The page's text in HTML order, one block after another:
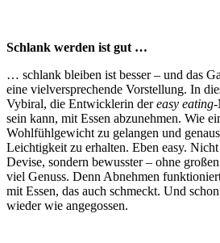
Schlank werden ist gut …
… schlank bleiben ist besser – und das
eine vielversprechende Vorstellung. In
Vybiral, die Entwicklerin dereasy eating-
sein kann, mit Essen abzunehmen. Wie
Wohlfühlgewicht zu gelangen und
Leichtigkeit zu erhalten. Eben easy.
Devise, sondern bewusster – ohne
viel Genuss. Denn Abnehmen
mit Essen, das auch schmeckt. Und
wieder wie angegossen.